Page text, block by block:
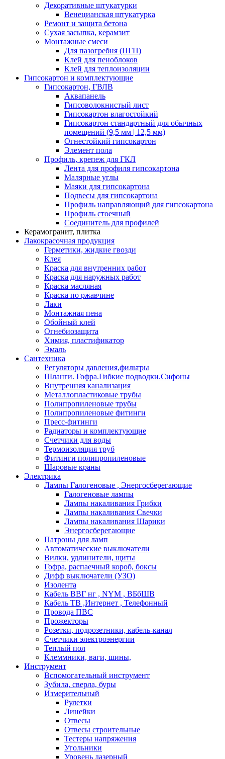
Декоративные штукатурки
Венецианская штукатурка
Ремонт и защита бетона
Сухая засыпка, керамзит
Монтажные смеси
Для пазогребня (ПГП)
Клей для пеноблоков
Клей для теплоизоляции
Гипсокартон и комплектующие
Гипсокартон, ГВЛВ
Аквапанель
Гипсоволокнистый лист
Гипсокартон влагостойкий
Гипсокартон стандартный для обычных
помещений (9,5 мм | 12,5 мм)
Огнестойкий гипсокартон
Элемент пола
Профиль, крепеж для ГКЛ
Лента для профиля гипсокартона
Малярные углы
Маяки для гипсокартона
Подвесы для гипсокартона
Профиль направляющий для гипсокартона
Профиль стоечный
Соединитель для профилей
Керамогранит, плитка
Лакокрасочная продукция
Герметики, жидкие гвозди
Клея
Краска для внутренних работ
Краска для наружных работ
Краска масляная
Краска по ржавчине
Лаки
Монтажная пена
Обойный клей
Огнебиозащита
Химия, пластификатор
Эмаль
Сантехника
Регуляторы давления,фильтры
Шланги. Гофра.Гибкие подводки.Сифоны
Внутренняя канализация
Металлопластиковые трубы
Полипропиленовые трубы
Полипропиленовые фитинги
Пресс-фитинги
Радиаторы и комплектующие
Счетчики для воды
Термоизоляция труб
Фитинги полипропиленовые
Шаровые краны
Электрика
Лампы Галогеновые , Энергосберегающие
Галогеновые лампы
Лампы накаливания Грибки
Лампы накаливания Свечки
Лампы накаливания Шарики
Энергосберегающие
Патроны для ламп
Автоматические выключатели
Вилки, удлинители, щиты
Гофра, распаечный короб, боксы
Дифф выключатели (УЗО)
Изолента
Кабель ВВГ нг , NYM , ВБбШВ
Кабель ТВ ,Интернет , Телефонный
Провода ПВС
Прожекторы
Розетки, подрозетники, кабель-канал
Счетчики электроэнергии
Теплый пол
Клеммники, ваги, шины,
Инструмент
Вспомогательный инструмент
Зубила, сверла, буры
Измерительный
Рулетки
Линейки
Отвесы
Отвесы строительные
Тестеры напряжения
Угольники
Уровень лазерный